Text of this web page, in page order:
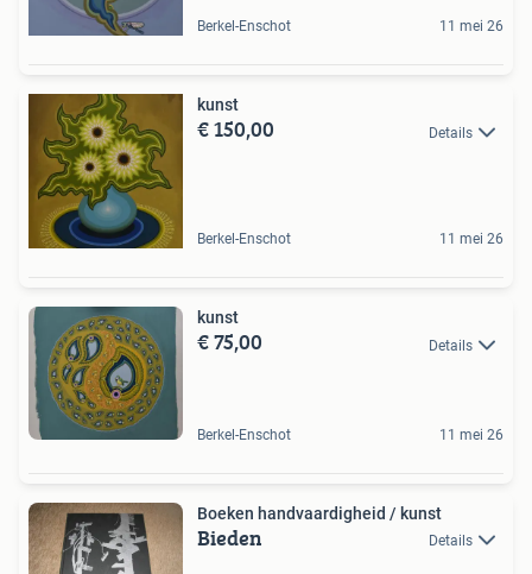
Berkel-Enschot 11 mei 26
kunst
€ 150,00 Details
Berkel-Enschot 11 mei 26
kunst
€ 75,00 Details
Berkel-Enschot 11 mei 26
Boeken handvaardigheid / kunst
Bieden Details